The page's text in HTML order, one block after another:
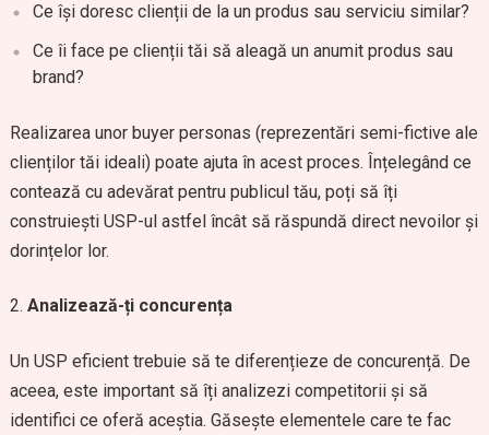
Ce își doresc clienții de la un produs sau serviciu similar?
Ce îi face pe clienții tăi să aleagă un anumit produs sau
brand?
Realizarea unor buyer personas (reprezentări semi-fictive ale
clienților tăi ideali) poate ajuta în acest proces. Înțelegând ce
contează cu adevărat pentru publicul tău, poți să îți
construiești USP-ul astfel încât să răspundă direct nevoilor și
dorințelor lor.
Analizează-ți concurența
Un USP eficient trebuie să te diferențieze de concurență. De
aceea, este important să îți analizezi competitorii și să
identifici ce oferă aceștia. Găsește elementele care te fac